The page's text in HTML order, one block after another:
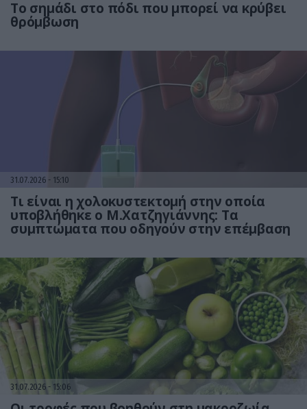
Το σημάδι στο πόδι που μπορεί να κρύβει
θρόμβωση
31.07.2026 15:10
Τι είναι η χολοκυστεκτομή στην οποία
υποβλήθηκε ο Μ.Χατζηγιάννης: Tα
συμπτώματα που οδηγούν στην επέμβαση
31.07.2026 15:06